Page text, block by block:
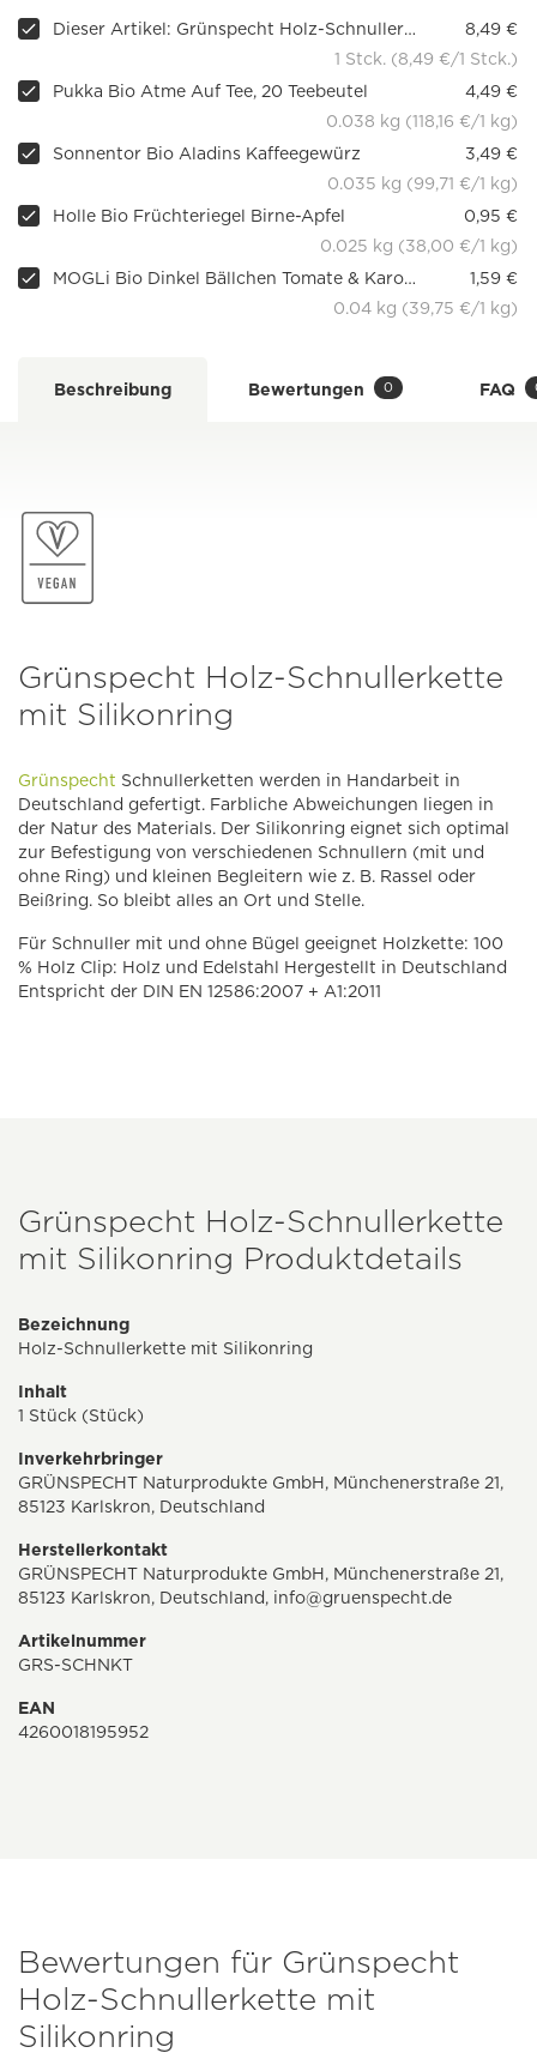
Dieser Artikel: Grünspecht Holz-Schnullerkette mit Silikonring
8,49 €
1 Stck. (8,49 €/1 Stck.)
Pukka Bio Atme Auf Tee, 20 Teebeutel
4,49 €
0.038 kg (118,16 €/1 kg)
Sonnentor Bio Aladins Kaffeegewürz
3,49 €
0.035 kg (99,71 €/1 kg)
Holle Bio Früchteriegel Birne-Apfel
0,95 €
0.025 kg (38,00 €/1 kg)
MOGLi Bio Dinkel Bällchen Tomate & Karotte
1,59 €
0.04 kg (39,75 €/1 kg)
Beschreibung Bewertungen 0 FAQ
Grünspecht Holz-Schnullerkette
mit Silikonring
Grünspecht Schnullerketten werden in Handarbeit in
Deutschland gefertigt. Farbliche Abweichungen liegen in
der Natur des Materials. Der Silikonring eignet sich optimal
zur Befestigung von verschiedenen Schnullern (mit und
ohne Ring) und kleinen Begleitern wie z. B. Rassel oder
Beißring. So bleibt alles an Ort und Stelle.
Für Schnuller mit und ohne Bügel geeignet Holzkette: 100
% Holz Clip: Holz und Edelstahl Hergestellt in Deutschland
Entspricht der DIN EN 12586:2007 + A1:2011
Grünspecht Holz-Schnullerkette
mit Silikonring Produktdetails
Bezeichnung
Holz-Schnullerkette mit Silikonring
Inhalt
1 Stück (Stück)
Inverkehrbringer
GRÜNSPECHT Naturprodukte GmbH, Münchenerstraße 21,
85123 Karlskron, Deutschland
Herstellerkontakt
GRÜNSPECHT Naturprodukte GmbH, Münchenerstraße 21,
85123 Karlskron, Deutschland, info@gruenspecht.de
Artikelnummer
GRS-SCHNKT
EAN
4260018195952
Bewertungen für Grünspecht
Holz-Schnullerkette mit
Silikonring